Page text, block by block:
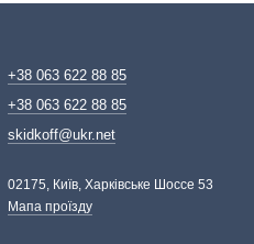
+38 063 622 88 85
+38 063 622 88 85
skidkoff@ukr.net
02175, Київ, Харківське Шоссе 53
Мапа проїзду